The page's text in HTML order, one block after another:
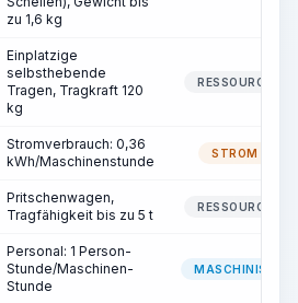
zu 1,6 kg
Einplatzige
selbsthebende
Tragen, Tragkraft 120
kg
RESSOURCE
Stromverbrauch: 0,36
kWh/Maschinenstunde
STROM
Pritschenwagen,
Tragfähigkeit bis zu 5 t
RESSOURCE
Personal: 1 Person-
Stunde/Maschinen-
Stunde
MASCHINIST